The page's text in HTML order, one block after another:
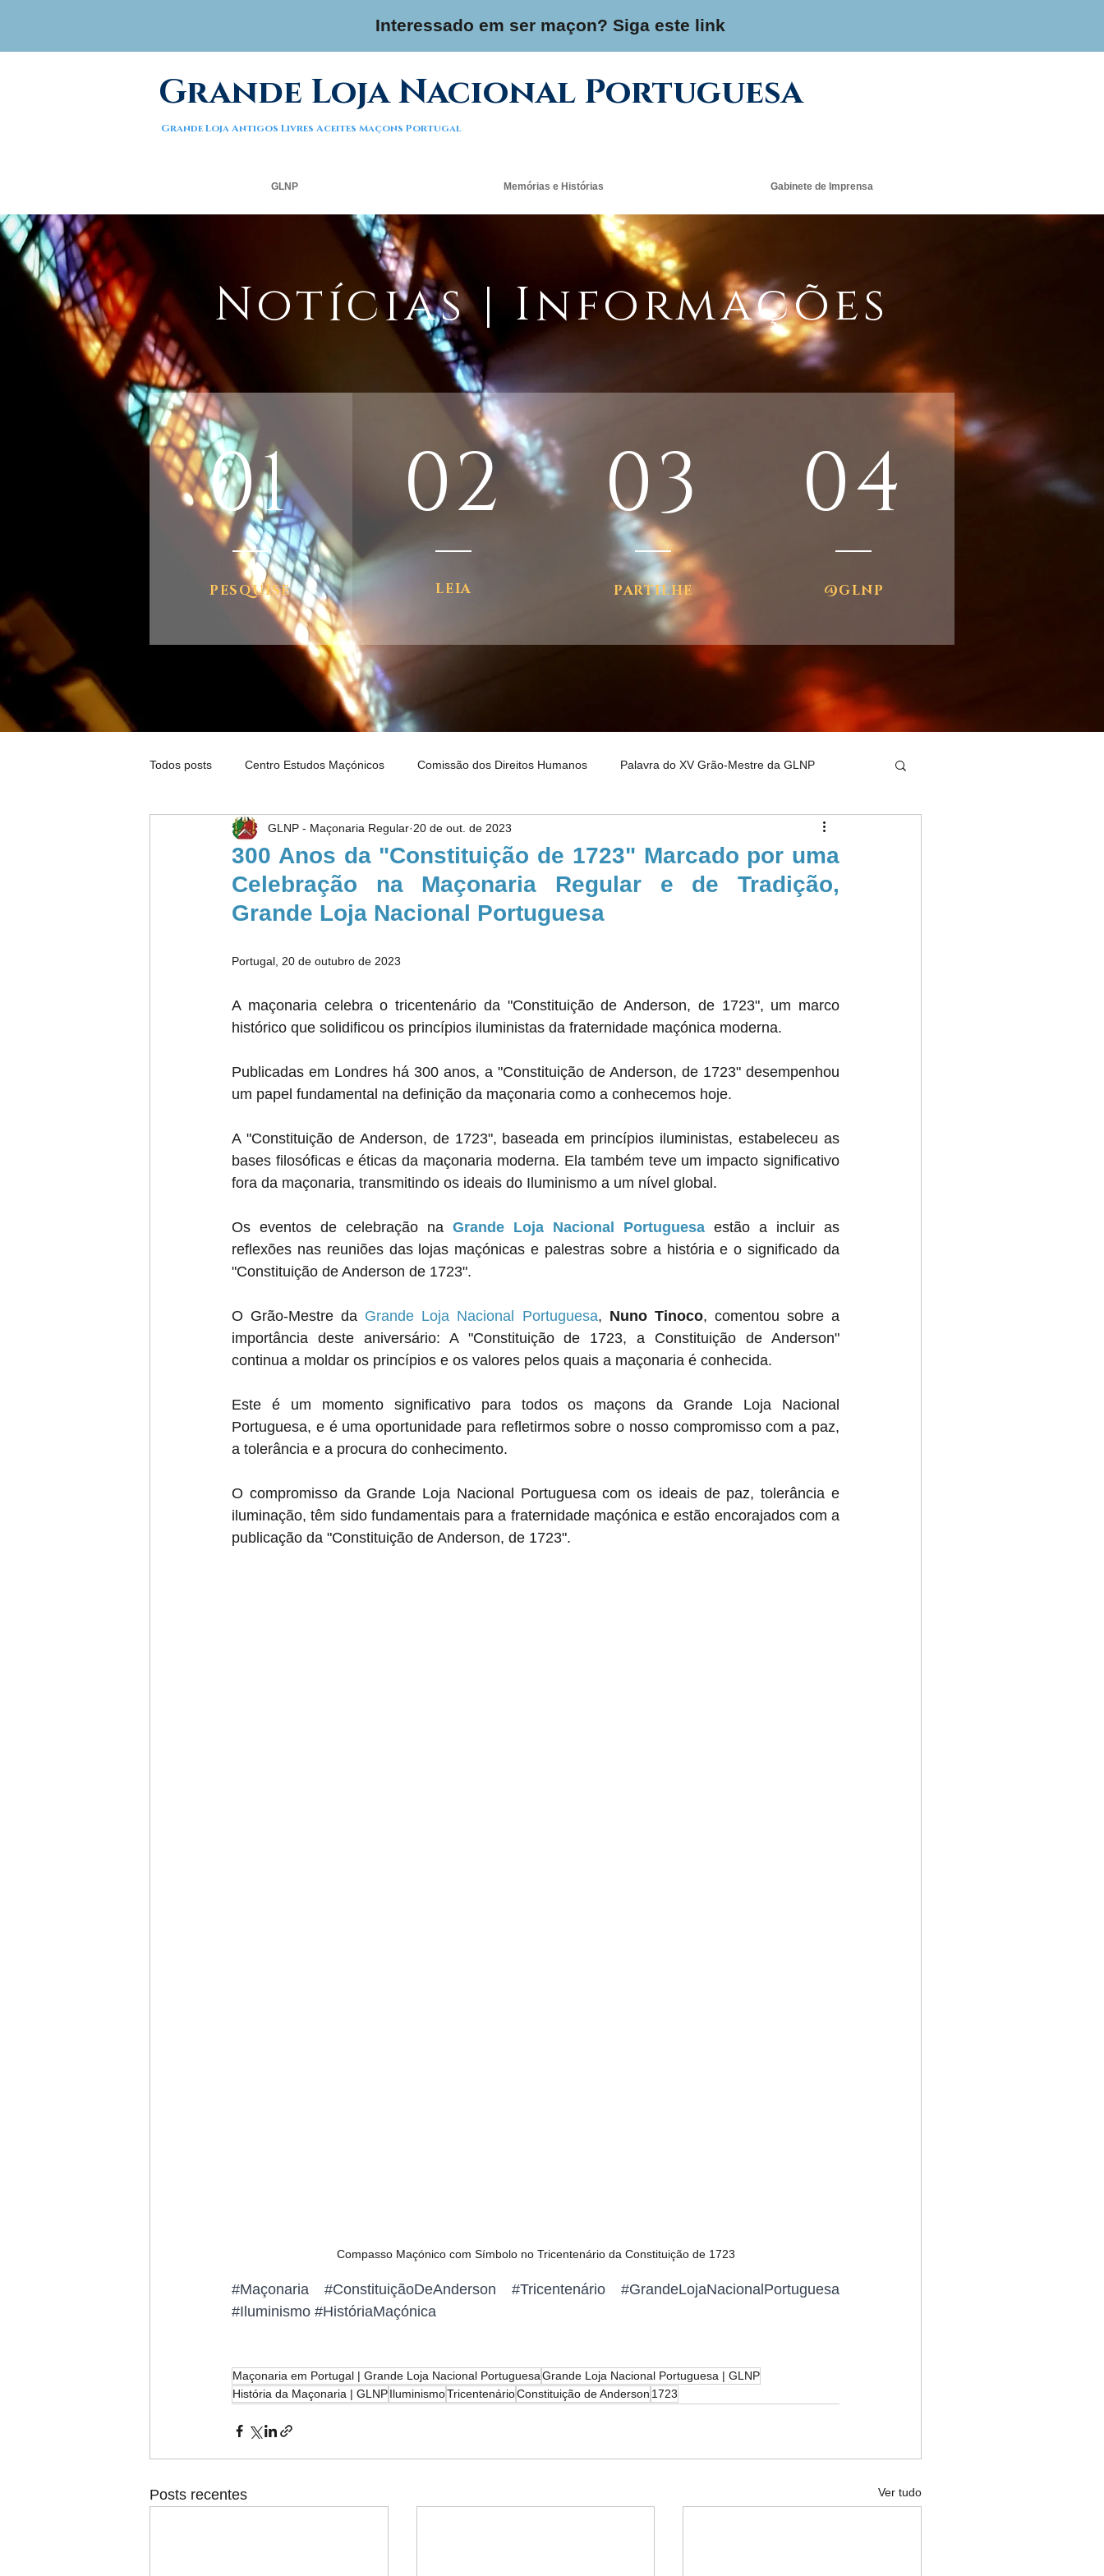
Interessado em ser maçon? Siga este link
Grande Loja Nacional Portuguesa
Grande Loja Antigos Livres Aceites Maçons Portugal
GLNP Memórias e Histórias Gabinete de Imprensa
Notícias | Informações
01
PESQUISE
02
LEIA
03
PARTILHE
04
@GLNP
Todos posts Centro Estudos Maçónicos Comissão dos Direitos Humanos Palavra do XV Grão-Mestre da GLNP
Notícias Maçónicas Palavra do XVI Grão-Mestre
GLNP - Maçonaria Regular 20 de out. de 2023
300 Anos da "Constituição de 1723" Marcado por uma
Celebração na Maçonaria Regular e de Tradição,
Grande Loja Nacional Portuguesa
Portugal, 20 de outubro de 2023
A maçonaria celebra o tricentenário da "Constituição de Anderson, de 1723", um marco
histórico que solidificou os princípios iluministas da fraternidade maçónica moderna.
Publicadas em Londres há 300 anos, a "Constituição de Anderson, de 1723" desempenhou
um papel fundamental na definição da maçonaria como a conhecemos hoje.
A "Constituição de Anderson, de 1723", baseada em princípios iluministas, estabeleceu as
bases filosóficas e éticas da maçonaria moderna. Ela também teve um impacto significativo
fora da maçonaria, transmitindo os ideais do Iluminismo a um nível global.
Os eventos de celebração na Grande Loja Nacional Portuguesa estão a incluir as
reflexões nas reuniões das lojas maçónicas e palestras sobre a história e o significado da
"Constituição de Anderson de 1723".
O Grão-Mestre da Grande Loja Nacional Portuguesa, Nuno Tinoco, comentou sobre a
importância deste aniversário: A "Constituição de 1723, a Constituição de Anderson"
continua a moldar os princípios e os valores pelos quais a maçonaria é conhecida.
Este é um momento significativo para todos os maçons da Grande Loja Nacional
Portuguesa, e é uma oportunidade para refletirmos sobre o nosso compromisso com a paz,
a tolerância e a procura do conhecimento.
O compromisso da Grande Loja Nacional Portuguesa com os ideais de paz, tolerância e
iluminação, têm sido fundamentais para a fraternidade maçónica e estão encorajados com a
publicação da "Constituição de Anderson, de 1723".
Compasso Maçónico com Símbolo no Tricentenário da Constituição de 1723
#Maçonaria #ConstituiçãoDeAnderson #Tricentenário
#GrandeLojaNacionalPortuguesa
#Iluminismo #HistóriaMaçónica
Maçonaria em Portugal | Grande Loja Nacional PortuguesaGrande Loja Nacional Portuguesa | GLNP
História da Maçonaria | GLNPIluminismoTricentenárioConstituição de Anderson 1723
Posts recentes Ver tudo